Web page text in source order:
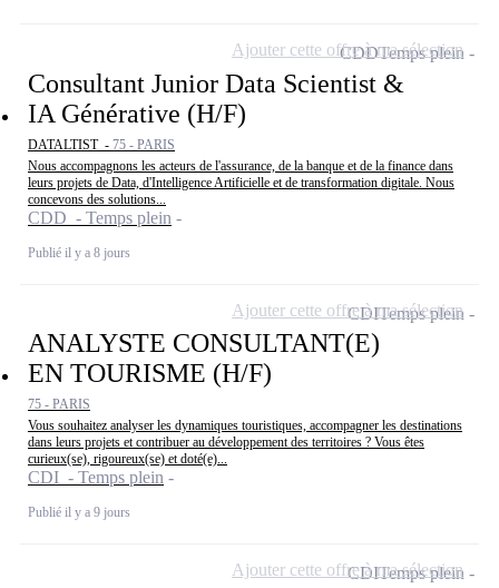
Consultant Junior Data Scientist &
IA Générative (H/F)
DATALTIST - 75 - PARIS
Nous accompagnons les acteurs de l'assurance, de la banque et de la finance dans
leurs projets de Data, d'Intelligence Artificielle et de transformation digitale. Nous
concevons des solutions...
CDD - Temps plein
Publié il y a 8 jours
CDDTemps plein
Ajouter cette offre à ma sélection
ANALYSTE CONSULTANT(E)
EN TOURISME (H/F)
75 - PARIS
Vous souhaitez analyser les dynamiques touristiques, accompagner les destinations
dans leurs projets et contribuer au développement des territoires ? Vous êtes
curieux(se), rigoureux(se) et doté(e)...
CDI - Temps plein
Publié il y a 9 jours
CDITemps plein
Ajouter cette offre à ma sélection
CDITemps plein
Ajouter cette offre à ma sélection